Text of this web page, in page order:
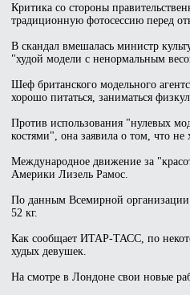
Критика со стороны
традиционную фотосессию перед
В скандал вмешалась министр
"худой модели с ненормальным
Шеф британского модельного
хорошо питаться, заниматься
Против использования "нулевых
костями", она заявила о том, что
Международное движение за
Америки Лизель Рамос.
По данным Всемирной организации
52 кг.
Как сообщает ИТАР-ТАСС, по
худых девушек.
На смотре в Лондоне свои новые